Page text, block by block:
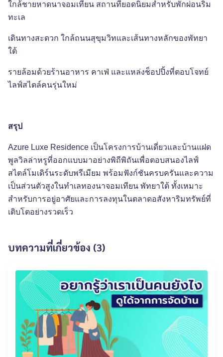
ใกล้ชายหาดนาจอมเทียน สถานที่ยอดนิยมสำหรับพักผ่อนริม
ทะเล
เดินทางสะดวก ใกล้ถนนสุขุมวิทและเส้นทางหลักของพัทยา
ใต้
รายล้อมด้วยร้านอาหาร คาเฟ่ และแหล่งช็อปปิ้งที่ตอบโจทย์
ไลฟ์สไตล์คนรุ่นใหม่
สรุป
Azure Luxe Residence เป็นโครงการบ้านเดี่ยวและบ้านแฝด
พูลวิลล่าหรูที่ออกแบบมาอย่างพิถีพิถันเพื่อตอบสนองไลฟ์
สไตล์โมเดิร์นระดับพรีเมียม พร้อมฟังก์ชันครบครันและความ
เป็นส่วนตัวสูงในทำเลทองนาจอมเทียน พัทยาใต้ ทั้งเหมาะ
สำหรับการอยู่อาศัยและการลงทุนในตลาดอสังหาริมทรัพย์ที่
เติบโตอย่างรวดเร็ว
บทความที่เกี่ยวข้อง (3)